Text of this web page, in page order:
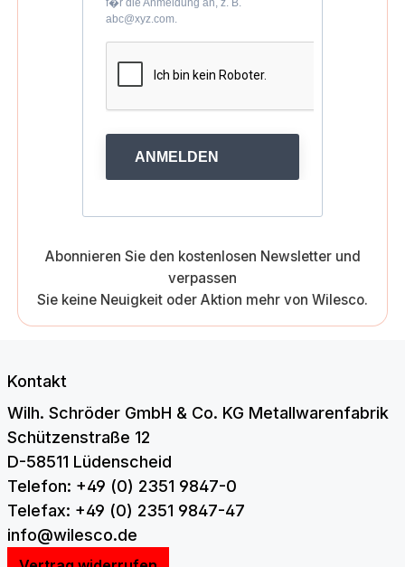
abc@xyz.com.
ANMELDEN
Abonnieren Sie den kostenlosen Newsletter und
verpassen
Sie keine Neuigkeit oder Aktion mehr von Wilesco.
Kontakt
Wilh. Schröder GmbH & Co. KG Metallwarenfabrik
Schützenstraße 12
D-58511 Lüdenscheid
Telefon: +49 (0) 2351 9847-0
Telefax: +49 (0) 2351 9847-47
info@wilesco.de